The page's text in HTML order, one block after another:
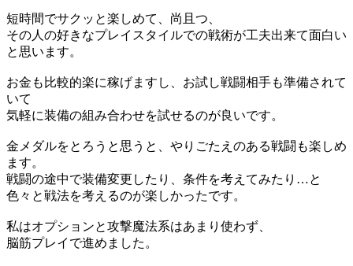
短時間でサクッと楽しめて、尚且つ、
その人の好きなプレイスタイルでの戦術が工夫出来て面白い
と思います。
お金も比較的楽に稼げますし、お試し戦闘相手も準備されて
いて
気軽に装備の組み合わせを試せるのが良いです。
金メダルをとろうと思うと、やりごたえのある戦闘も楽しめ
ます。
戦闘の途中で装備変更したり、条件を考えてみたり…と
色々と戦法を考えるのが楽しかったです。
私はオプションと攻撃魔法系はあまり使わず、
脳筋プレイで進めました。